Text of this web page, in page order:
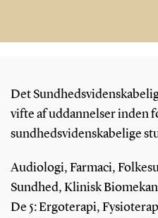
Det
vifte af uddannelser inden
sundhedsvidenskabelige
Audiologi, Farmaci,
Sundhed, Klinisk
De 5: Ergoterapi,